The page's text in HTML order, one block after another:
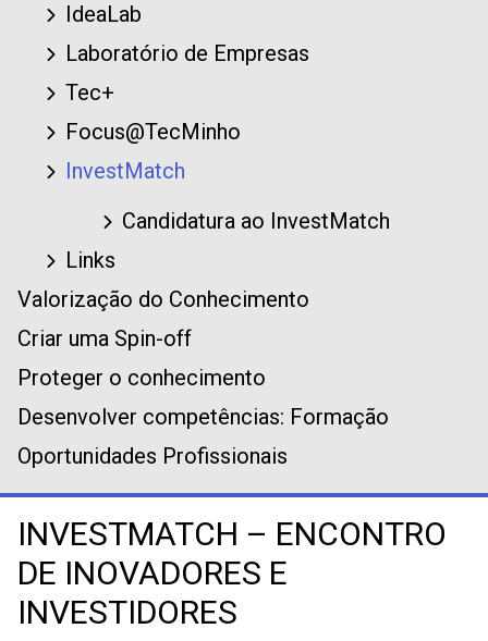
IdeaLab
Laboratório de Empresas
Tec+
Focus@TecMinho
InvestMatch
Candidatura ao InvestMatch
Links
Valorização do Conhecimento
Criar uma Spin-off
Proteger o conhecimento
Desenvolver competências: Formação
Oportunidades Profissionais
INVESTMATCH – ENCONTRO
DE INOVADORES E
INVESTIDORES